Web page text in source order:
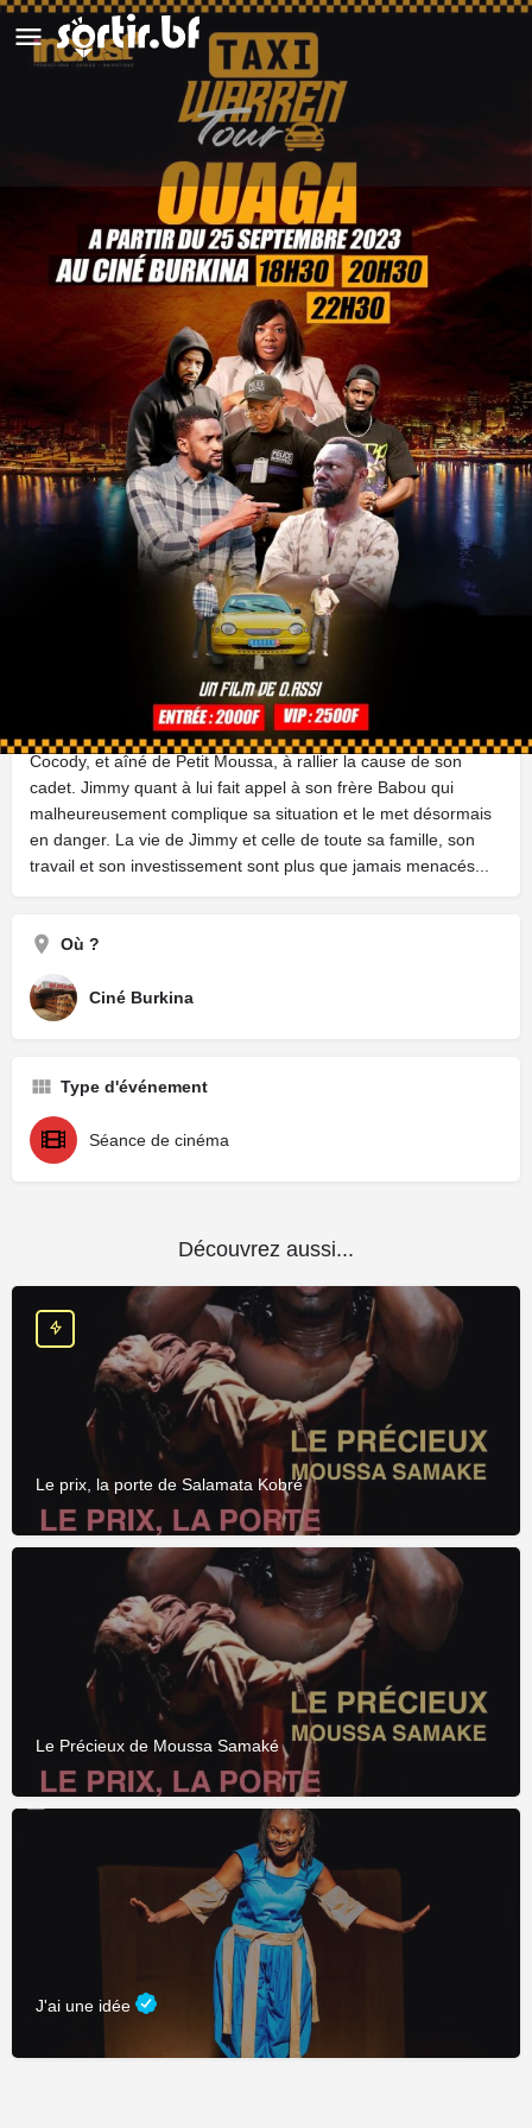
Taxi Warren
Détails Avis 0
Laisser un avis Ajouter aux favoris
Description
Jimmy Zan Bi, Chef de service informatique d’une entreprise
de la place, reçoit un prêt scolaire d’un montant de cinq
millions de FCFA. Au lieu d’investir dans la scolarisation de ses
enfants, il décide d’investir dans le domaine du transport et
achète un véhicule de seconde main, pour en faire un taxi
communal (Warren) à Abidjan... Puis, il engage Petit Moussa
comme chauffeur pour démarrer son activité, dans le chic
quartier de Cocody. Mais, assez tôt, Jimmy constate le
manque d’intégrité de son employé et le remercie sans
préavis. Cette déconvenue pousse Zao, chef de fil du syndicat
le plus dangereux des transporteurs de la commune de
Cocody, et aîné de Petit Moussa, à rallier la cause de son
cadet. Jimmy quant à lui fait appel à son frère Babou qui
malheureusement complique sa situation et le met désormais
en danger. La vie de Jimmy et celle de toute sa famille, son
travail et son investissement sont plus que jamais menacés...
Où ?
Ciné Burkina
Type d'événement
Séance de cinéma
Découvrez aussi...
Le prix, la porte de Salamata Kobré
Le Précieux de Moussa Samaké
J'ai une idée